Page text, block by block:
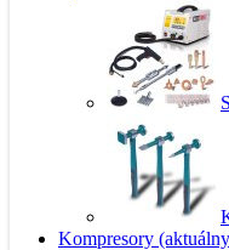
Kompresory